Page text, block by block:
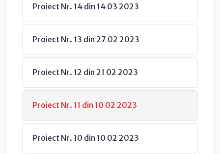
Proiect Nr. 14 din 14 03 2023
Proiect Nr. 13 din 27 02 2023
Proiect Nr. 12 din 21 02 2023
Proiect Nr. 11 din 10 02 2023
Proiect Nr. 10 din 10 02 2023